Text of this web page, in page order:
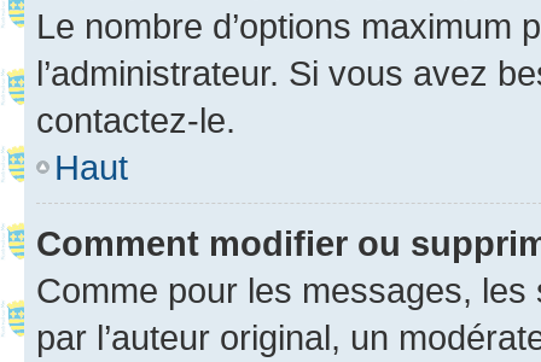
Le nombre d’options maximum
l’administrateur. Si vous avez
contactez-le.
Haut
Comment modifier ou
Comme pour les messages,
par l’auteur original, un